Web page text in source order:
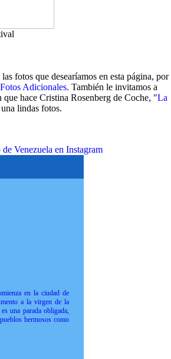
fotos que desearíamos en esta página, por
Fotos Adicionales. También le invitamos a
que hace Cristina Rosenberg de Coche, "La
lindas fotos.
Venezuela en Instagram
en la ciudad de
a la virgen de la
una parada obligada,
hermosos como